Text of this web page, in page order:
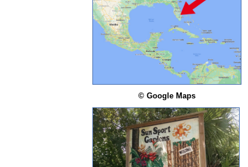
© Google Maps